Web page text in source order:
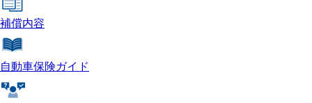
補償内容
自動車保険ガイド